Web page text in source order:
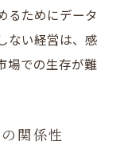
るためにデータ
ない経営は、感
場での生存が難
関係性